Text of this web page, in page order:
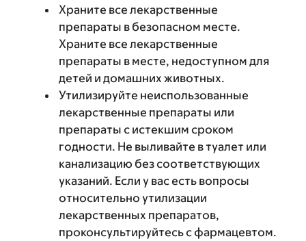
Храните все лекарственные
препараты в безопасном месте.
Храните все лекарственные
препараты в месте, недоступном для
детей и домашних животных.
Утилизируйте неиспользованные
лекарственные препараты или
препараты с истекшим сроком
годности. Не выливайте в туалет или
канализацию без соответствующих
указаний. Если у вас есть вопросы
относительно утилизации
лекарственных препаратов,
проконсультируйтесь с фармацевтом.